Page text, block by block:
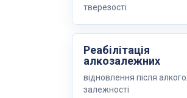
тверезості
Реабілітація
алкозалежних
відновлення після
залежності